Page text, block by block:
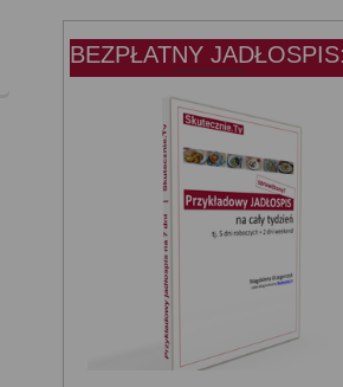
BEZPŁATNY JADŁOSPIS: